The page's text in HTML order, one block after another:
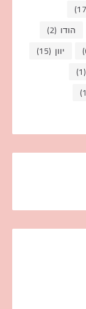
הודו (2)
יוון (15)
(1)